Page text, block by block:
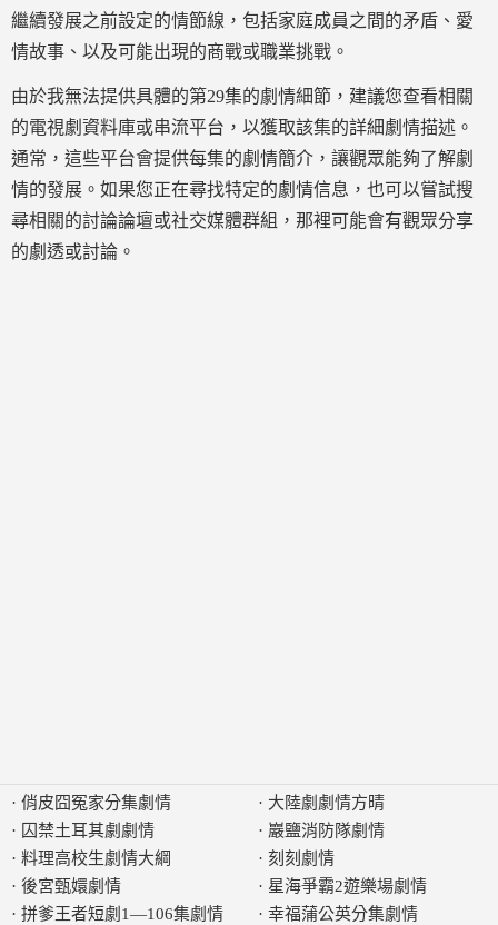
繼續發展之前設定的情節線，包括家庭成員之間的矛盾、愛
情故事、以及可能出現的商戰或職業挑戰。
由於我無法提供具體的第29集的劇情細節，建議您查看相關
的電視劇資料庫或串流平台，以獲取該集的詳細劇情描述。
通常，這些平台會提供每集的劇情簡介，讓觀眾能夠了解劇
情的發展。如果您正在尋找特定的劇情信息，也可以嘗試搜
尋相關的討論論壇或社交媒體群組，那裡可能會有觀眾分享
的劇透或討論。
· 俏皮囧冤家分集劇情
· 囚禁土耳其劇劇情
· 料理高校生劇情大綱
· 後宮甄嬛劇情
· 拼爹王者短劇1—106集劇情
· 大陸劇劇情方晴
· 巖鹽消防隊劇情
· 刻刻劇情
· 星海爭霸2遊樂場劇情
· 幸福蒲公英分集劇情